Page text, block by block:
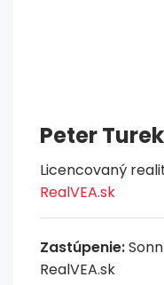
Peter Turek
Licencovaný
RealVEA.sk
Zastúpenie:
RealVEA.sk